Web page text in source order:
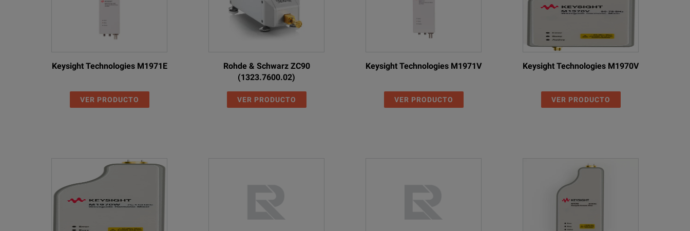
Keysight Technologies M1971E
VER PRODUCTO
Rohde & Schwarz ZC90
(1323.7600.02)
VER PRODUCTO
Keysight Technologies M1971V
VER PRODUCTO
Keysight Technologies M1970V
VER PRODUCTO